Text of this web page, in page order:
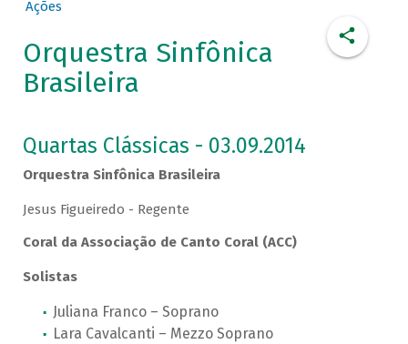
Ações
Orquestra Sinfônica
Brasileira
Quartas Clássicas - 03.09.2014
Orquestra Sinfônica Brasileira
Jesus Figueiredo - Regente
Coral da Associação de Canto Coral (ACC)
Solistas
Juliana Franco – Soprano
Lara Cavalcanti – Mezzo Soprano